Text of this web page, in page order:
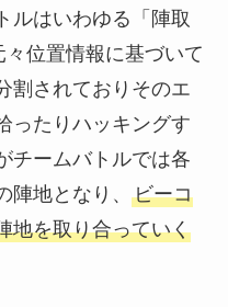
ルはいわゆる「陣取
位置情報に基づいて
割されておりそのエ
ったりハッキングす
チームバトルでは各
地となり、 ビーコ
地を取り合っていく